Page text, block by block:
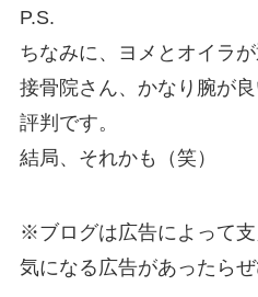
P.S.
ちなみに、ヨメとオイラ
接骨院さん、かなり腕が良
評判です。
結局、それかも（笑）
※ブログは広告によって
気になる広告があったらぜ